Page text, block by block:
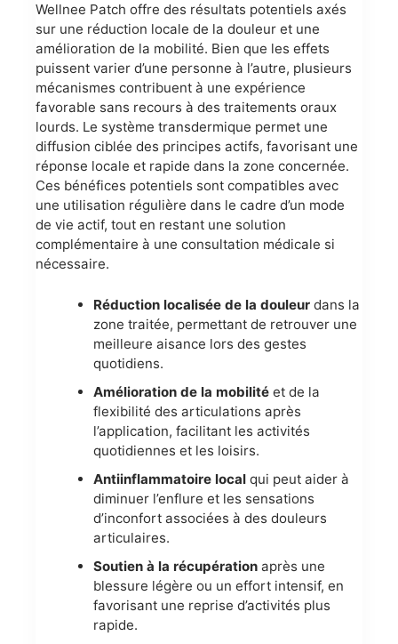
Wellnee Patch offre des résultats potentiels axés
sur une réduction locale de la douleur et une
amélioration de la mobilité. Bien que les effets
puissent varier d’une personne à l’autre, plusieurs
mécanismes contribuent à une expérience
favorable sans recours à des traitements oraux
lourds. Le système transdermique permet une
diffusion ciblée des principes actifs, favorisant une
réponse locale et rapide dans la zone concernée.
Ces bénéfices potentiels sont compatibles avec
une utilisation régulière dans le cadre d’un mode
de vie actif, tout en restant une solution
complémentaire à une consultation médicale si
nécessaire.
Réduction localisée de la douleur dans la
zone traitée, permettant de retrouver une
meilleure aisance lors des gestes
quotidiens.
Amélioration de la mobilité et de la
flexibilité des articulations après
l’application, facilitant les activités
quotidiennes et les loisirs.
Antiinflammatoire local qui peut aider à
diminuer l’enflure et les sensations
d’inconfort associées à des douleurs
articulaires.
Soutien à la récupération après une
blessure légère ou un effort intensif, en
favorisant une reprise d’activités plus
rapide.